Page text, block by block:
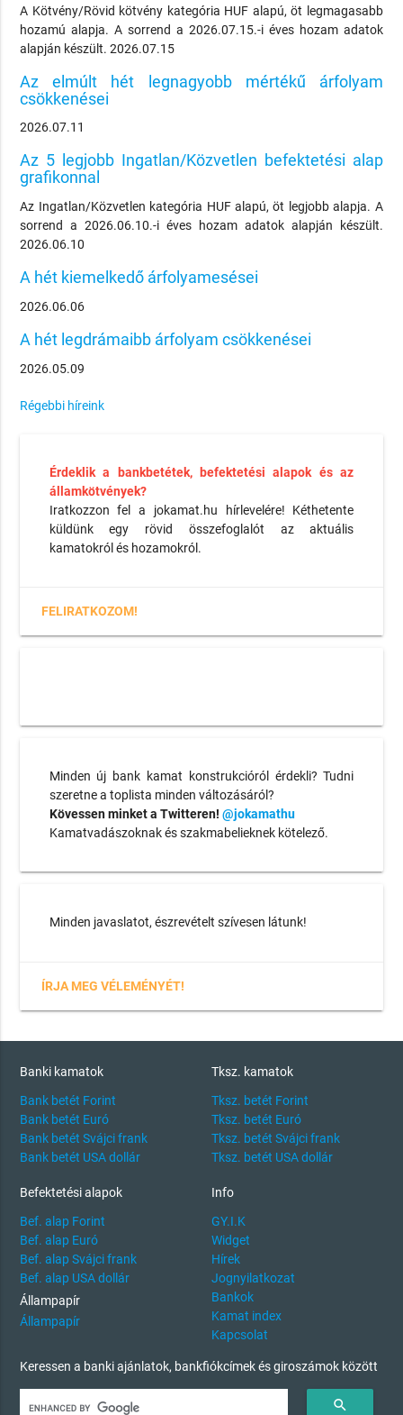
A Kötvény/Rövid kötvény kategória HUF alapú, öt legmagasabb
hozamú alapja. A sorrend a 2026.07.15.-i éves hozam adatok
alapján készült. 2026.07.15
Az elmúlt hét legnagyobb mértékű árfolyam
csökkenései
2026.07.11
Az 5 legjobb Ingatlan/Közvetlen befektetési alap
grafikonnal
Az Ingatlan/Közvetlen kategória HUF alapú, öt legjobb alapja. A
sorrend a 2026.06.10.-i éves hozam adatok alapján készült.
2026.06.10
A hét kiemelkedő árfolyamesései
2026.06.06
A hét legdrámaibb árfolyam csökkenései
2026.05.09
Régebbi híreink
Érdeklik a bankbetétek, befektetési alapok és az
államkötvények?
Iratkozzon fel a jokamat.hu hírlevelére! Kéthetente
küldünk egy rövid összefoglalót az aktuális
kamatokról és hozamokról.
FELIRATKOZOM!
Minden új bank kamat konstrukcióról érdekli? Tudni
szeretne a toplista minden változásáról?
Kövessen minket a Twitteren! @jokamathu
Kamatvadászoknak és szakmabelieknek kötelező.
Minden javaslatot, észrevételt szívesen látunk!
ÍRJA MEG VÉLEMÉNYÉT!
Banki kamatok
Bank betét Forint
Bank betét Euró
Bank betét Svájci frank
Bank betét USA dollár
Tksz. kamatok
Tksz. betét Forint
Tksz. betét Euró
Tksz. betét Svájci frank
Tksz. betét USA dollár
Befektetési alapok
Bef. alap Forint
Bef. alap Euró
Bef. alap Svájci frank
Bef. alap USA dollár
Állampapír
Állampapír
Info
GY.I.K
Widget
Hírek
Jognyilatkozat
Bankok
Kamat index
Kapcsolat
Keressen a banki ajánlatok, bankfiókcímek és giroszámok között
search